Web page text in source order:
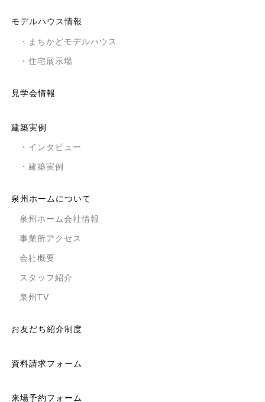
モデルハウス情報
・まちかどモデルハウス
・住宅展示場
見学会情報
建築実例
・インタビュー
・建築実例
泉州ホームについて
泉州ホーム会社情報
事業所アクセス
会社概要
スタッフ紹介
泉州TV
お友だち紹介制度
資料請求フォーム
来場予約フォーム